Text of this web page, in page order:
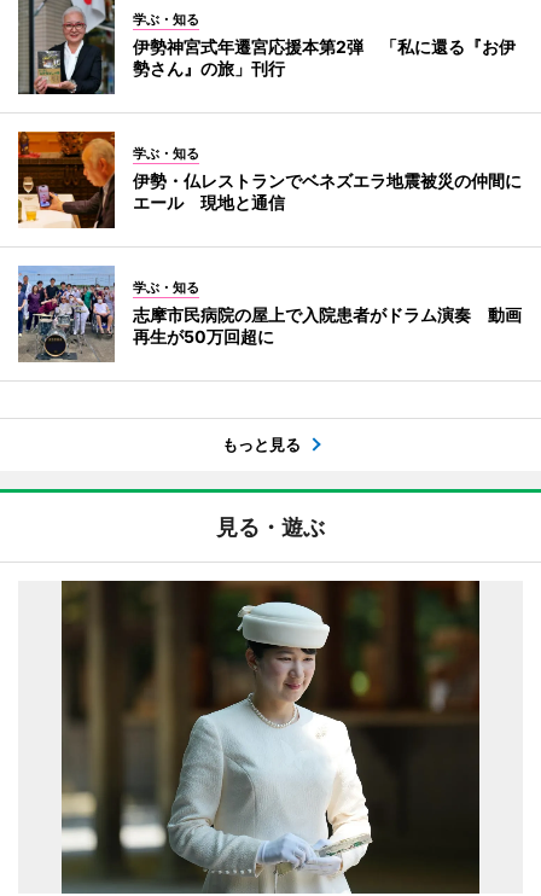
学ぶ・知る
伊勢神宮式年遷宮応援本第2弾 「私に還る『お伊
勢さん』の旅」刊行
学ぶ・知る
伊勢・仏レストランでベネズエラ地震被災の仲間に
エール 現地と通信
学ぶ・知る
志摩市民病院の屋上で入院患者がドラム演奏 動画
再生が50万回超に
もっと見る
見る・遊ぶ